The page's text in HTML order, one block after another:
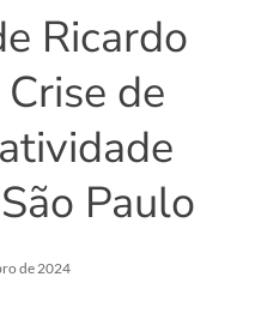
Ricardo
de
Paulo
de 2024